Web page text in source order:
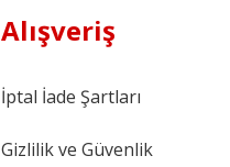
Alışveriş
İptal İade Şartları
Gizlilik ve Güvenlik